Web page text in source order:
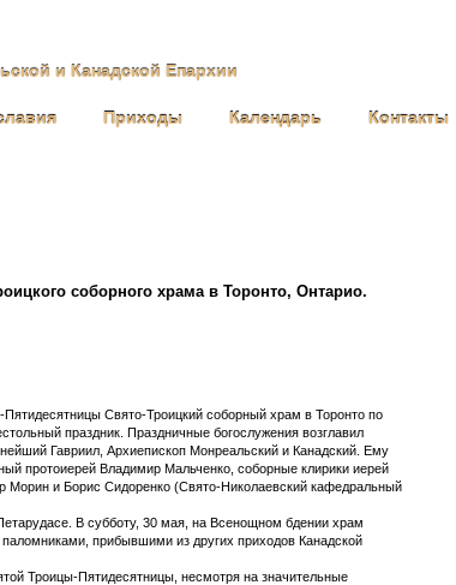
и Канадской Епархии
Приходы Календарь Контакты
соборного храма в Торонто, Онтарио.
Свято-Троицкий соборный храм в Торонто по
праздник. Праздничные богослужения возглавил
Гавриил, Архиепископ Монреальский и Канадский. Ему
протоиерей Владимир Мальченко, соборные клирики иерей
Морин и Борис Сидоренко (Свято-Николаевский кафедральный
В субботу, 30 мая, на Всенощном бдении храм
прибывшими из других приходов Канадской
Троицы-Пятидесятницы, несмотря на значительные